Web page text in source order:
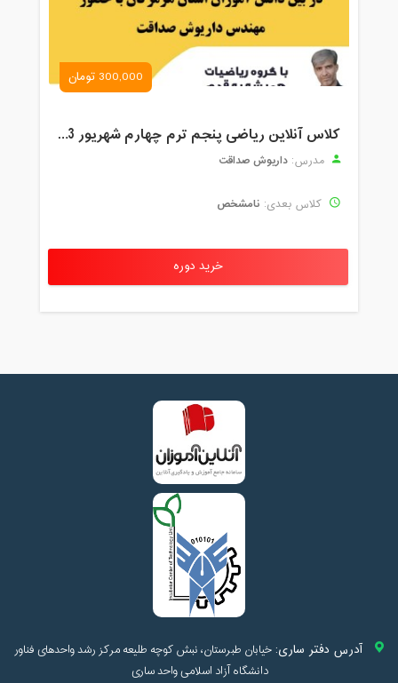
300,000 تومان
کلاس آنلاین ریاضی پنجم ترم چهارم شهریور 1403
مدرس: داریوش صداقت
کلاس بعدی: نامشخص
خرید دوره
آدرس دفتر ساری:خیابان طبرستان، نبش کوچه طلیعه مرکز رشد واحدهای فناور
دانشگاه آزاد اسلامی واحد ساری